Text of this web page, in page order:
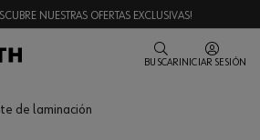
NUESTRAS OFERTAS EXCLUSIVAS!
BUSCAR INICIAR SESIÓN
de laminación